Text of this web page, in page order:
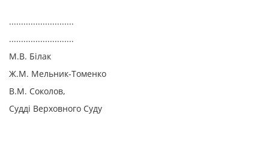
...........................
...........................
М.В. Білак
Ж.М. Мельник-Томенко
В.М. Соколов,
Судді Верховного Суду